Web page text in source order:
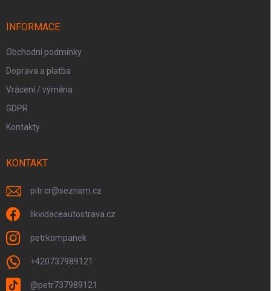
INFORMACE
Obchodní podmínky
Doprava a platba
Vrácení / výměna
GDPR
Kontakty
KONTAKT
pitr.cr@seznam.cz
likvidaceautostrava.cz
petrkompanek
+420737989121
@petr737989121